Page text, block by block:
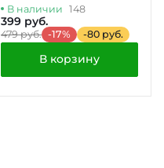
В наличии 148
399 руб.
479 руб. -17% -80 руб.
В корзину